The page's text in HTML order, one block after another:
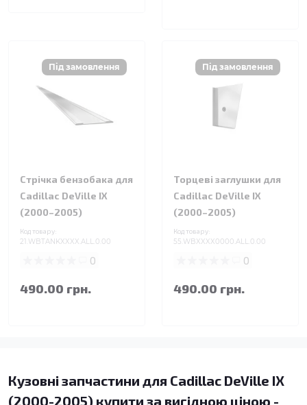
Стрічка бензобака для
Cadillac DeVille IX
(2000–2005)
Код товару:
21.WBTANKXXXX.ALL.0.00
0
490.00 грн.
Торцеві заглушки для
Cadillac DeVille IX
(2000–2005)
Код товару:
55.WBXXXX0000.ALL.0.00
0
490.00 грн.
Кузовні запчастини для Cadillac DeVille IX
(2000-2005) купити за вигідною ціною -